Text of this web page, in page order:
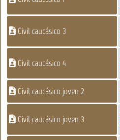
Civil caucásico 3
Civil caucásico 4
Civil caucásico joven 2
Civil caucásico joven 3